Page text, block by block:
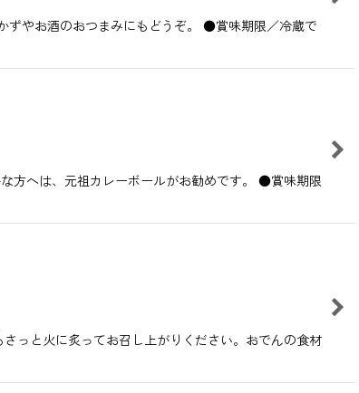
ずやお酒のおつまみにもどうぞ。 ●賞味期限／冷蔵で
方へは、元祖カレーボールがお勧めです。 ●賞味期限
っと火に炙ってお召し上がりください。おでんの食材